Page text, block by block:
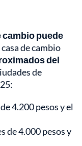
cambio puede
de cambio
del
de
4.200 pesos y el
de 4.000 pesos y